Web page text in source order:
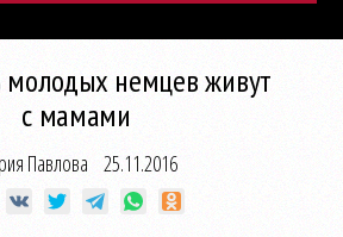
молодых немцев живут
с мамами
Павлова 25.11.2016